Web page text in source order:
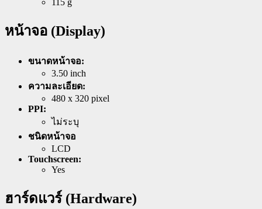
115 g
หน้าจอ (Display)
ขนาดหน้าจอ:
3.50 inch
ความละเอียด:
480 x 320 pixel
PPI:
ไม่ระบุ
ชนิดหน้าจอ
LCD
Touchscreen:
Yes
ฮาร์ดแวร์ (Hardware)